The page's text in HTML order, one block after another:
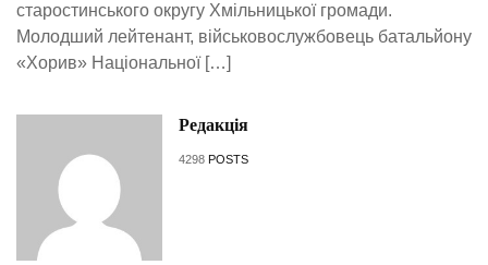
старостинського округу Хмільницької громади.
Молодший лейтенант, військовослужбовець батальйону
«Хорив» Національної […]
Редакція
4298 POSTS